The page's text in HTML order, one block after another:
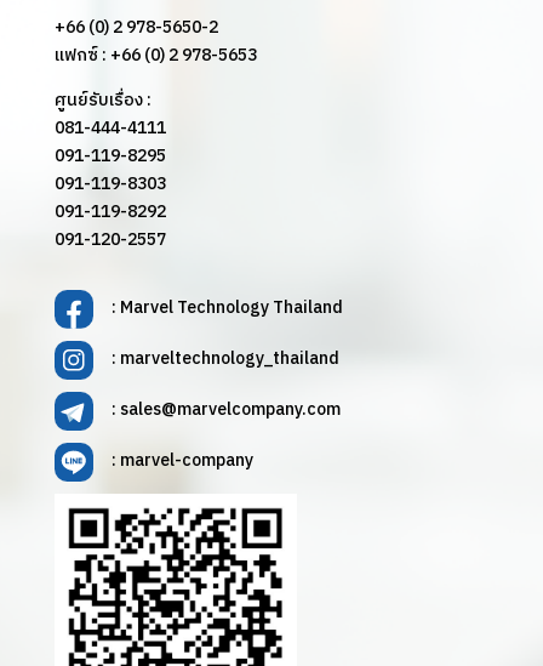
+66 (0) 2 978-5650-2
แฟกซ์ : +66 (0) 2 978-5653
ศูนย์รับเรื่อง :
081-444-4111
091-119-8295
091-119-8303
091-119-8292
091-120-2557
: Marvel Technology Thailand
: marveltechnology_thailand
: sales@marvelcompany.com
: marvel-company